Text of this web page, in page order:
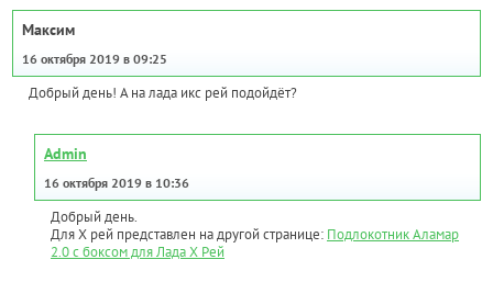
Максим
16 октября 2019 в 09:25
Добрый день! А на лада икс рей подойдёт?
Admin
16 октября 2019 в 10:36
Добрый день.
Для Х рей представлен на другой странице: Подлокотник Аламар
2.0 с боксом для Лада Х Рей